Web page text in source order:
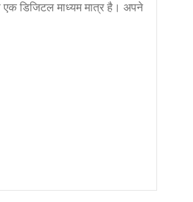
एक डिजिटल माध्यम मात्र है। अपने